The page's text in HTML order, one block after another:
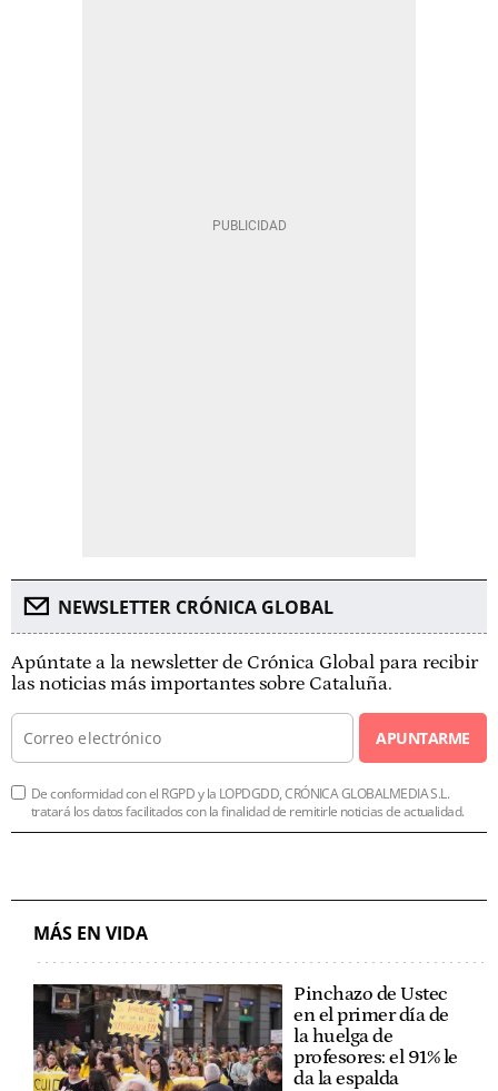
NEWSLETTER CRÓNICA GLOBAL
Apúntate a la newsletter de Crónica Global para recibir
las noticias más importantes sobre Cataluña.
APUNTARME
De conformidad con el RGPD y la LOPDGDD, CRÓNICA GLOBALMEDIA S.L.
tratará los datos facilitados con la finalidad de remitirle noticias de actualidad.
MÁS EN VIDA
Pinchazo de Ustec
en el primer día de
la huelga de
profesores: el 91% le
da la espalda